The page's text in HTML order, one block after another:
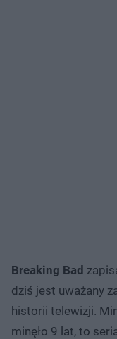
Breaking Bad
dziś jest uważany
historii telewizji.
minęło 9 lat, to